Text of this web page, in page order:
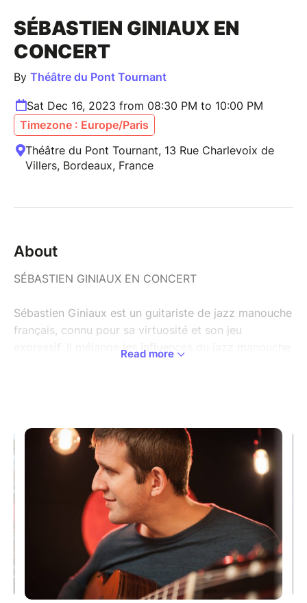
SÉBASTIEN GINIAUX EN
CONCERT
By Théâtre du Pont Tournant
Sat Dec 16, 2023 from 08:30 PM to 10:00 PM
Timezone : Europe/Paris
Théâtre du Pont Tournant, 13 Rue Charlevoix de
Villers, Bordeaux, France
About
SÉBASTIEN GINIAUX EN CONCERT
Sébastien Giniaux est un guitariste de jazz manouche
français, connu pour sa virtuosité et son jeu
expressif. Il mélange les influences du jazz manouche
albums acclamés par la critique, il parcourt le monde
pour des concerts et des festivals.
Doté d‘un charisme indéniable, il repousse les limites
du jazz manouche tout en restant fidèle à ses
racines, ce qui en fait un artiste incontournable de la
scène contemporaine.
On peut retrouver Sébastien sur une trentaine de
disques, à la guitare ou au violoncelle, comme
interprète ou compositeur/arrangeur et on a pu
l’entendre sur scène aux côtés de Richard Galliano,
Read more